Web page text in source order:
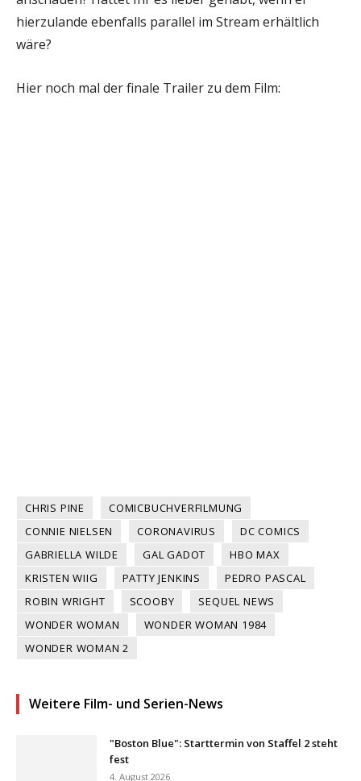
hierzulande ebenfalls parallel im Stream erhältlich
wäre?
Hier noch mal der finale Trailer zu dem Film:
CHRIS PINE
COMICBUCHVERFILMUNG
CONNIE NIELSEN
CORONAVIRUS
DC COMICS
GABRIELLA WILDE
GAL GADOT
HBO MAX
KRISTEN WIIG
PATTY JENKINS
PEDRO PASCAL
ROBIN WRIGHT
SCOOBY
SEQUEL NEWS
WONDER WOMAN
WONDER WOMAN 1984
WONDER WOMAN 2
Weitere Film- und Serien-News
"Boston Blue": Starttermin von Staffel 2 steht
fest
4. August 2026